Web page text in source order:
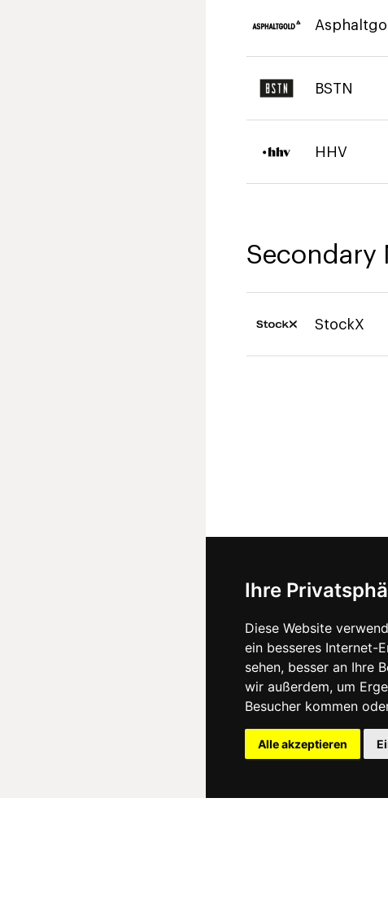
Ihre
Diese Website
ein besseres Internet-
sehen, besser an Ihre
wir außerdem, um
Besucher kommen
Alle akzeptieren
BSTN
HHV
Secondary
StockX